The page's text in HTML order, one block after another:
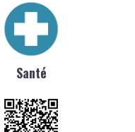
Santé